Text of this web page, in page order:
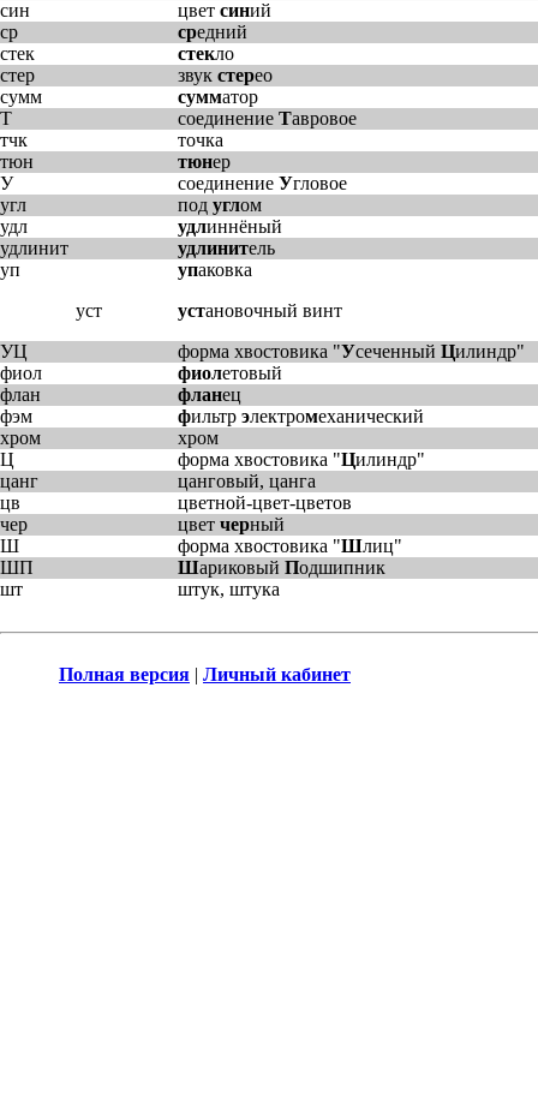
син
цвет синий
ср
средний
стек
стекло
стер
звук стерео
сумм
сумматор
Т
соединение Тавровое
тчк
точка
тюн
тюнер
У
соединение Угловое
угл
под углом
удл
удлиннёный
удлинит
удлинитель
уп
упаковка
уст
установочный винт
УЦ
форма хвостовика "Усеченный Цилиндр"
фиол
фиолетовый
флан
фланец
фэм
фильтр электромеханический
хром
хром
Ц
форма хвостовика "Цилиндр"
цанг
цанговый, цанга
цв
цветной-цвет-цветов
чер
цвет черный
Ш
форма хвостовика "Шлиц"
ШП
Шариковый Подшипник
шт
штук, штука
Полная версия | Личный кабинет